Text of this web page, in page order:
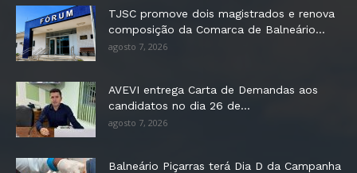
TJSC promove dois magistrados e renova
composição da Comarca de Balneário...
agosto 7, 2026
AVEVI entrega Carta de Demandas aos
candidatos no dia 26 de...
agosto 7, 2026
Balneário Piçarras terá Dia D da Campanha